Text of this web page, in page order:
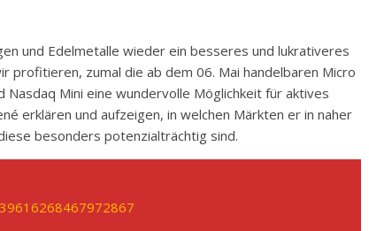
und Edelmetalle wieder ein besseres und lukrativeres
profitieren, zumal die ab dem 06. Mai handelbaren Micro
Nasdaq Mini eine wundervolle Möglichkeit für aktives
erklären und aufzeigen, in welchen Märkten er in naher
besonders potenzialträchtig sind.